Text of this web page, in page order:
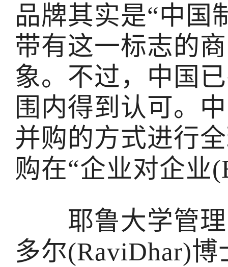
品牌其实是“中国
带有这一标志的
象。不过，中国
围内得到认可。
并购的方式进行
购在“企业对企业
耶鲁大学管理
多尔(RaviDhar)